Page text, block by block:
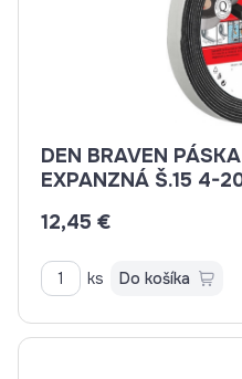
DEN BRAVEN
EXPANZNÁ Š.15 4-
12,45 €
ks Do košíka